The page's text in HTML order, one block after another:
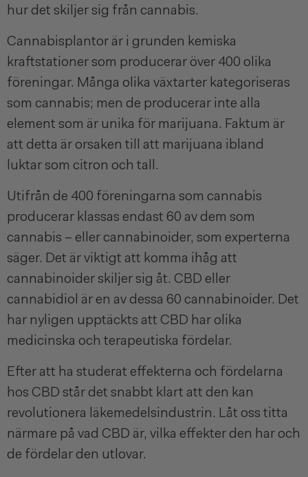
hur det skiljer sig från cannabis.
Cannabisplantor är i grunden kemiska
kraftstationer som producerar över 400 olika
föreningar. Många olika växtarter kategoriseras
som cannabis; men de producerar inte alla
element som är unika för marijuana. Faktum är
att detta är orsaken till att marijuana ibland
luktar som citron och tall.
Utifrån de 400 föreningarna som cannabis
producerar klassas endast 60 av dem som
cannabis – eller cannabinoider, som experterna
säger. Det är viktigt att komma ihåg att
cannabinoider skiljer sig åt. CBD eller
cannabidiol är en av dessa 60 cannabinoider. Det
har nyligen upptäckts att CBD har olika
medicinska och terapeutiska fördelar.
Efter att ha studerat effekterna och fördelarna
hos CBD står det snabbt klart att den kan
revolutionera läkemedelsindustrin. Låt oss titta
närmare på vad CBD är, vilka effekter den har och
de fördelar den utlovar.